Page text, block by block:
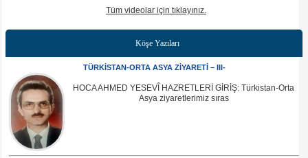
Tüm videolar için tıklayınız.
Köşe Yazıları
TÜRKİSTAN-ORTA ASYA ZİYARETİ – III-
HOCA AHMED YESEVÎ HAZRETLERİ GİRİŞ: Türkistan-Orta
Asya ziyaretlerimiz sıras